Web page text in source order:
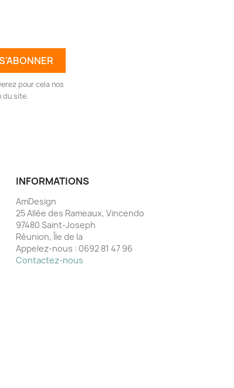
pour cela nos
du site.
INFORMATIONS
AmDesign
25 Allée des Rameaux, Vincendo
97480 Saint-Joseph
Réunion, Île de la
Appelez-nous : 0692 81 47 96
Contactez-nous